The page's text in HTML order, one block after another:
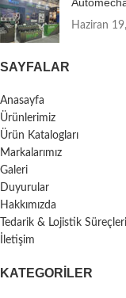
Haziran
SAYFALAR
Anasayfa
Ürünlerimiz
Ürün Katalogları
Markalarımız
Galeri
Duyurular
Hakkımızda
Tedarik & Lojistik
İletişim
KATEGORILER